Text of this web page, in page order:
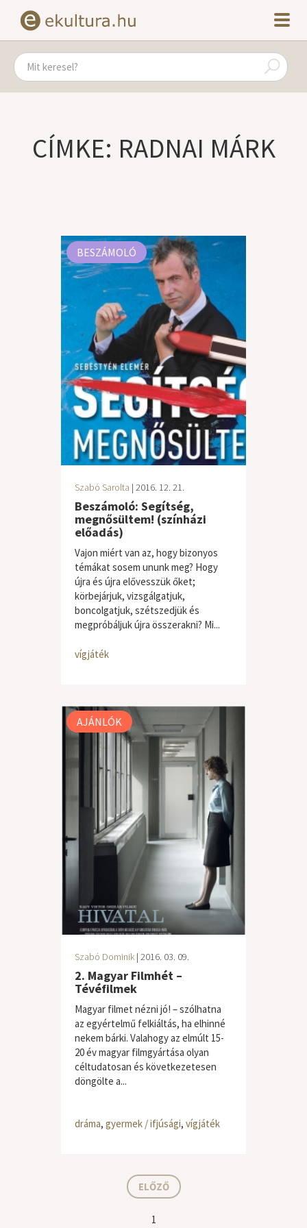
CÍMKE: RADNAI MÁRK
BESZÁMOLÓ
Szabó Sarolta | 2016. 12. 21.
Beszámoló: Segítség,
megnősültem! (színházi
előadás)
Vajon miért van az, hogy bizonyos
témákat sosem ununk meg? Hogy
újra és újra elővesszük őket;
körbejárjuk, vizsgálgatjuk,
boncolgatjuk, szétszedjük és
megpróbáljuk újra összerakni? Mi...
vígjáték
AJÁNLÓK
Szabó Dominik | 2016. 03. 09.
2. Magyar Filmhét –
Tévéfilmek
Magyar filmet nézni jó! – szólhatna
az egyértelmű felkiáltás, ha elhinné
nekem bárki. Valahogy az elmúlt 15-
20 év magyar filmgyártása olyan
céltudatosan és következetesen
döngölte a...
dráma, gyermek / ifjúsági, vígjáték
ELŐZŐ
1